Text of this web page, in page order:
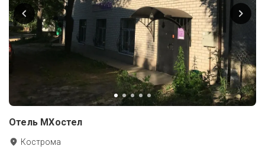
Отель МХостел
Кострома